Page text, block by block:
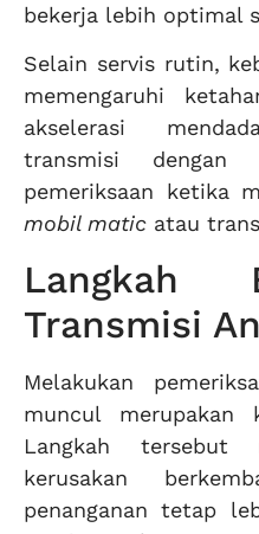
bekerja lebih optimal
Selain servis rutin,
memengaruhi
akselerasi
transmisi dengan
pemeriksaan ketika
mobil matic atau
Langkah
Transmisi
Melakukan
muncul merupakan
Langkah tersebut
kerusakan
penanganan tetap